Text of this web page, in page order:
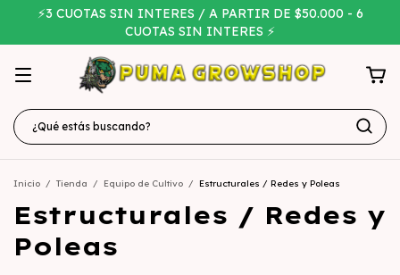
⚡3 CUOTAS SIN INTERES / A PARTIR DE $50.000 - 6
CUOTAS SIN INTERES ⚡
Inicio / Tienda / Equipo de Cultivo / Estructurales / Redes y Poleas
Estructurales / Redes y
Poleas